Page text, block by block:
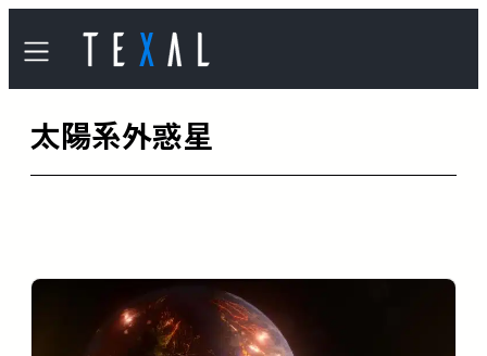
容
を
太陽系外惑星